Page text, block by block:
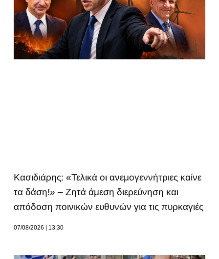
Κασιδιάρης: «Τελικά οι ανεμογεννήτριες καίνε
τα δάση!» – Ζητά άμεση διερεύνηση και
απόδοση ποινικών ευθυνών για τις πυρκαγιές
07/08/2026 13:30